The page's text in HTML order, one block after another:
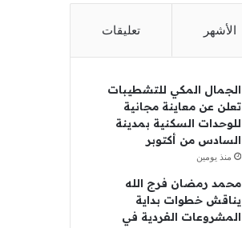
الأشهر تعليقات
الجمال المكي للتشطيبات
تعلن عن معاينة مجانية
للوحدات السكنية بمدينة
السادس من أكتوبر
منذ يومين
محمد رمضان فرج الله
يناقش خطوات بداية
المشروعات الفردية في